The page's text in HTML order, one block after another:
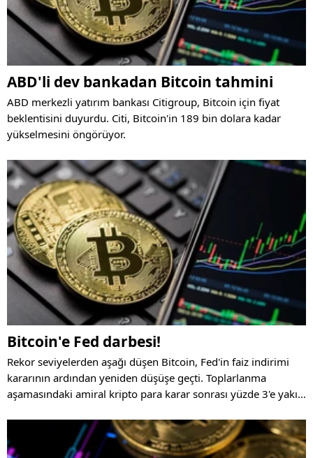
ABD'li dev bankadan Bitcoin tahmini
ABD merkezli yatırım bankası Citigroup, Bitcoin için fiyat
beklentisini duyurdu. Citi, Bitcoin'in 189 bin dolara kadar
yükselmesini öngörüyor.
Bitcoin'e Fed darbesi!
Rekor seviyelerden aşağı düşen Bitcoin, Fed'in faiz indirimi
kararının ardından yeniden düşüşe geçti. Toplarlanma
aşamasındaki amiral kripto para karar sonrası yüzde 3'e yakın